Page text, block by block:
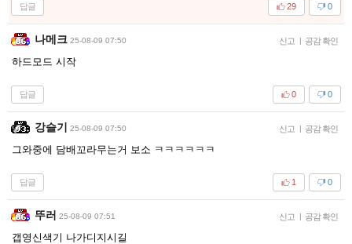
답글 0
29
나메크 25-08-09 07:50 신고 | 공감 확인
하드모드 시작
답글 0
0
강슬기 25-08-09 07:50 신고 | 공감 확인
그와중에 담배꼬라무는거 보소 ㅋㅋㅋㅋㅋㅋ
답글 0
1
뚜러 25-08-09 07:51 신고 | 공감 확인
갭영신색기 나가디지시길